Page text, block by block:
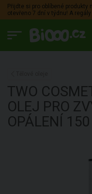
Přijdte si pro oblíbené produkty
otevřeno 7 dní v týdnu! A
TWO
OLEJ PRO
OPÁLENÍ